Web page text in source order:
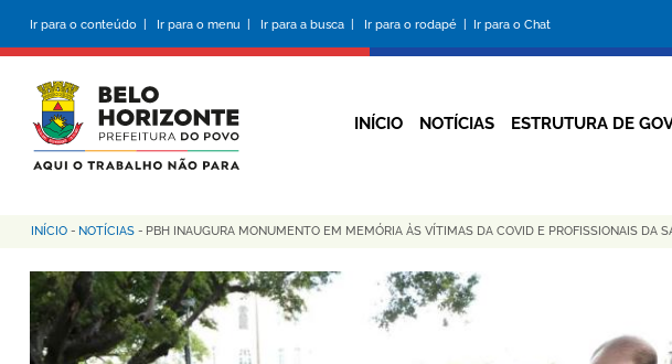
conteúdo
principal
Ir para o conteúdo | Ir para o menu | Ir para a busca | Ir para o rodapé | Ir para o Chat
INÍCIO NOTÍCIAS ESTRUTURA DE
Trilha
de
navegação
INÍCIO - NOTÍCIAS - PBH INAUGURA MONUMENTO EM MEMÓRIA ÀS VÍTIMAS DA COVID E PROFISSIONAIS DA